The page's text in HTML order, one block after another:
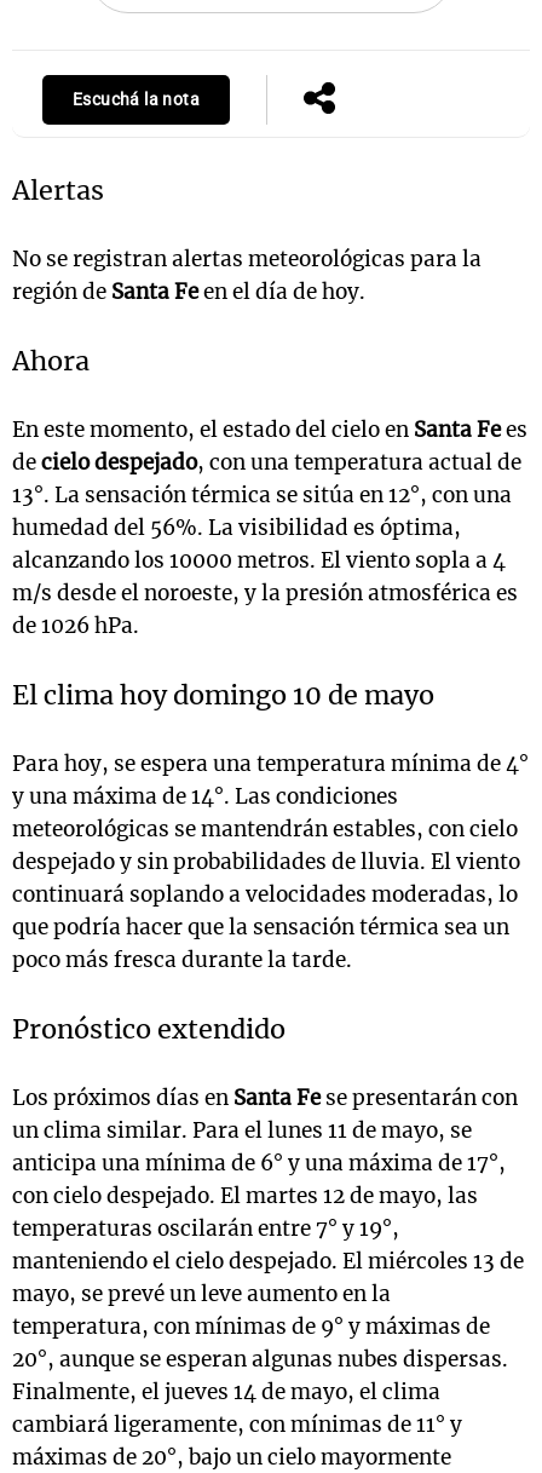
Escuchá la nota
Alertas
No se registran alertas meteorológicas para la
región de Santa Feen el día de hoy.
Ahora
En este momento, el estado del cielo en Santa Fees
decielo despejado, con una temperatura actual de
13°. La sensación térmica se sitúa en 12°, con una
humedad del 56%. La visibilidad es óptima,
alcanzando los 10000 metros. El viento sopla a 4
m/s desde el noroeste, y la presión atmosférica es
de 1026 hPa.
El clima hoy domingo 10 de mayo
Para hoy, se espera una temperatura mínima de 4°
y una máxima de 14°. Las condiciones
meteorológicas se mantendrán estables, con cielo
despejado y sin probabilidades de lluvia. El viento
continuará soplando a velocidades moderadas, lo
que podría hacer que la sensación térmica sea un
poco más fresca durante la tarde.
Pronóstico extendido
Los próximos días en Santa Fese presentarán con
un clima similar. Para el lunes 11 de mayo, se
anticipa una mínima de 6° y una máxima de 17°,
con cielo despejado. El martes 12 de mayo, las
temperaturas oscilarán entre 7° y 19°,
manteniendo el cielo despejado. El miércoles 13 de
mayo, se prevé un leve aumento en la
temperatura, con mínimas de 9° y máximas de
20°, aunque se esperan algunas nubes dispersas.
Finalmente, el jueves 14 de mayo, el clima
cambiará ligeramente, con mínimas de 11° y
máximas de 20°, bajo un cielo mayormente